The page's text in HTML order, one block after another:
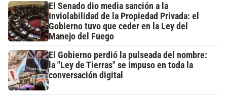
El Senado dio media sanción a la
Inviolabilidad de la Propiedad Privada: el
Gobierno tuvo que ceder en la Ley del
Manejo del Fuego
El Gobierno perdió la pulseada del nombre:
la "Ley de Tierras" se impuso en toda la
conversación digital